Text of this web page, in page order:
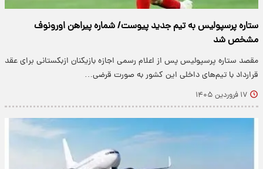
ستاره‌ پرسپولیس به تیم جدید پیوست/ شماره پیراهن اورونوف
مشخص شد
مقصد ستاره‌ پرسپولیس پس از اعلام رسمی اجازه بازیکنان ازبکستانی برای عقد
قرارداد با تیم‌های داخلی این کشور به صورت قرضی…
۱۷ فروردین ۱۴۰۵